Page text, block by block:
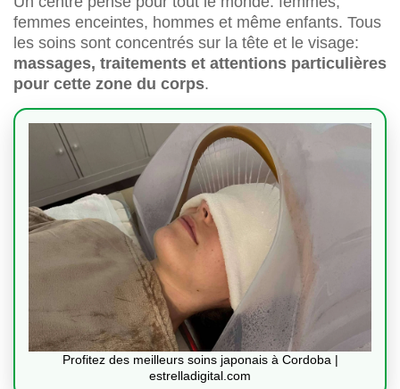
femmes enceintes, hommes et même enfants. Tous
les soins sont concentrés sur la tête et le visage:
massages, traitements et attentions particulières
pour cette zone du corps.
Profitez des meilleurs soins japonais à Cordoba |
estrelladigital.com